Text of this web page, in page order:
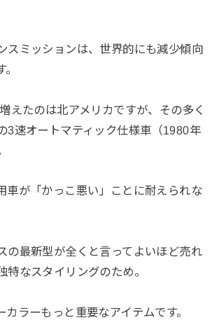
スミッションは、世界的にも減少傾向
えたのは北アメリカですが、その多く
3速オートマティック仕様車（1980年
車が「かっこ悪い」ことに耐えられな
の最新型が全くと言ってよいほど売れ
特なスタイリングのため。
カラーもっと重要なアイテムです。